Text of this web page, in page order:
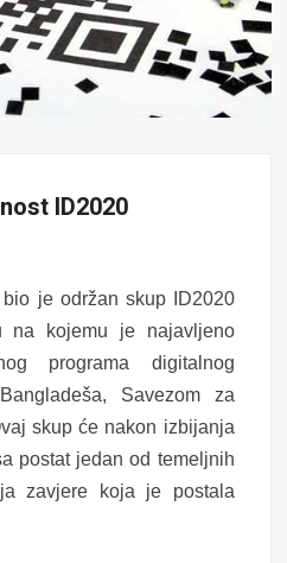
ID2020
je održan skup ID2020
na kojemu je najavljeno
programa digitalnog
Savezom za
skup će nakon izbijanja
postat jedan od temeljnih
zavjere koja je postala